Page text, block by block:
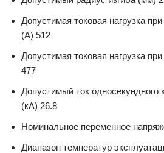
Допустимая токовая нагрузка
(А) 512
Допустимая токовая нагрузка
477
Допустимый ток односекундного
(кА) 26.8
Номинальное переменное
Диапазон температур